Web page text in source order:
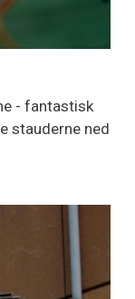
- fantastisk
stauderne ned